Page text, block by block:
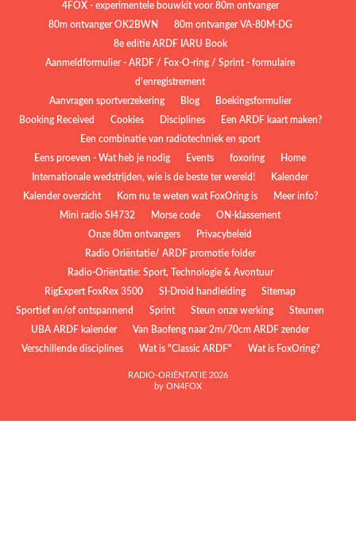
4FOX - experimentele bouwkit voor 80m ontvanger
80m ontvanger OK2BWN
80m ontvanger VA-80M-DG
8e editie ARDF IARU Book
Aanmeldformulier - ARDF / Fox-O-ring / Sprint - formulaire
d'enregistrement
Aanvragen sportverzekering
Blog
Boekingsformulier
Booking Received
Cookies Disciplines
Een ARDF kaart maken?
Een combinatie van radiotechniek en sport
Eens proeven - Wat heb je nodig
Events foxoring
Home
Internationale wedstrijden, wie is de beste ter wereld!
Kalender
Kalender overzicht
Kom nu te weten wat FoxOring is
Meer info?
Mini radio SI4732
Morse code
ON-klassement
Onze 80m ontvangers
Privacybeleid
Radio Oriëntatie/ ARDF promotie folder
Radio‑Oriëntatie: Sport, Technologie & Avontuur
RigExpert FoxRex 3500
SI-Droid handleiding
Sitemap
Sportief en/of ontspannend
Sprint Steun onze werking
Steunen
UBA ARDF kalender
Van Baofeng naar 2m/70cm ARDF zender
Verschillende disciplines
Wat is "Classic ARDF" Wat is FoxOring?
RADIO-ORIËNTATIE 2026
by ON4FOX